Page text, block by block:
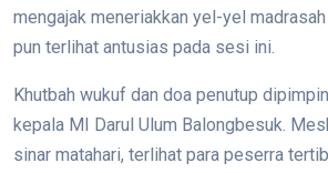
mengajak meneriakkan yel-yel
pun terlihat antusias pada sesi ini.
Khutbah wukuf dan doa penutup
kepala MI Darul Ulum Balongbesuk.
sinar matahari, terlihat para peserra